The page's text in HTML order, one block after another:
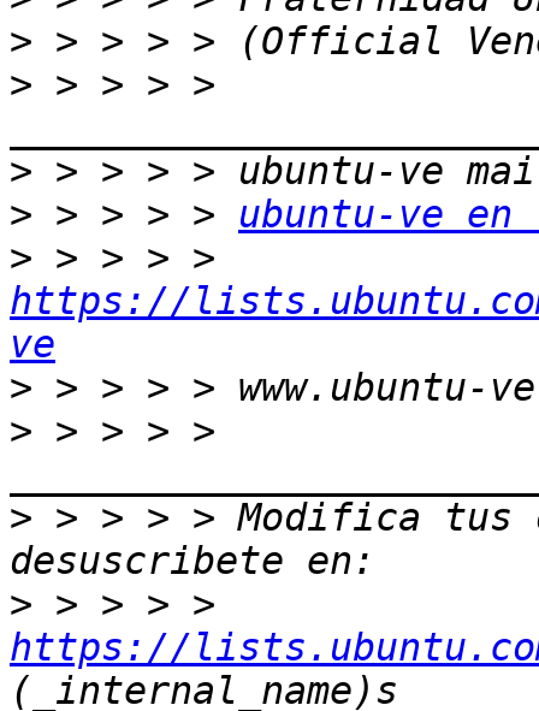
>
> > > > >
>
> > > > > ubuntu-ve
>
https://
ve
>
> > > > >
> > > > > Modifica tus
>
https://